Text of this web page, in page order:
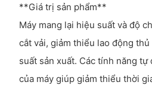
**Giá trị sản phẩm**
Máy mang lại hiệu suất và độ
cắt vải, giảm thiểu lao động
suất sản xuất. Các tính năng tự
của máy giúp giảm thiểu thời